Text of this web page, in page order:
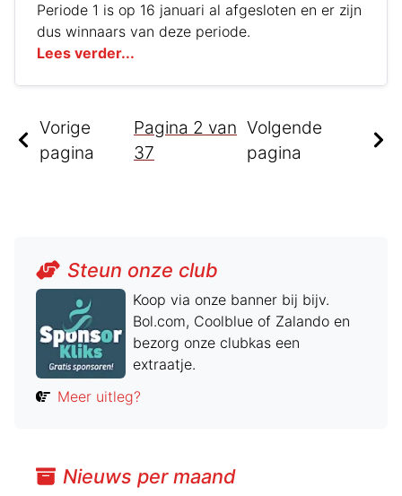
Periode 1 is op 16 januari al afgesloten en er zijn
dus winnaars van deze periode.
Lees verder...
Vorige
pagina
Pagina 2 van
37
Volgende
pagina
Steun onze club
Koop via onze banner bij bijv.
Bol.com, Coolblue of Zalando en
bezorg onze clubkas een
extraatje.
Meer uitleg?
Nieuws per maand